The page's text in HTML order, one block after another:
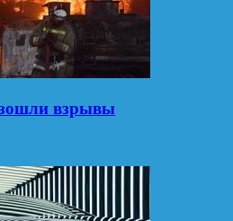
взрывы